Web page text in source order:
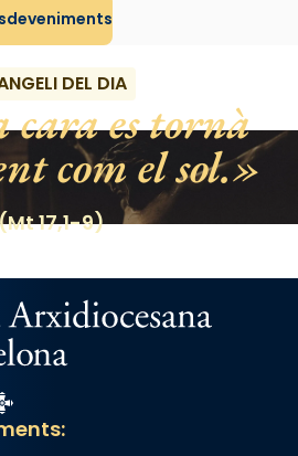
DEL DIA
cara es tornà
com el sol.
17,1-9)
Estel Cristiana